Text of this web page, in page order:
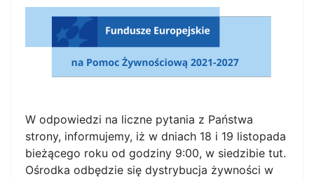
W odpowiedzi na liczne pytania z Państwa
strony, informujemy, iż w dniach 18 i 19 listopada
bieżącego roku od godziny 9:00, w siedzibie tut.
Ośrodka odbędzie się dystrybucja żywności w